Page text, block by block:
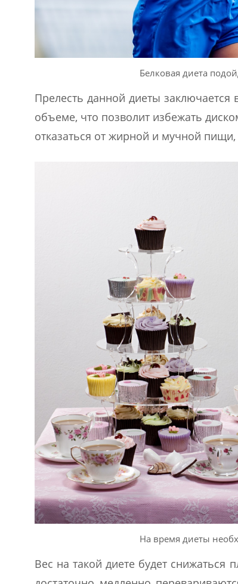
Белковая диета
Прелесть данной диеты
объеме, что позволит избежать
отказаться от жирной и мучной
На время диеты
Вес на такой диете будет снижаться